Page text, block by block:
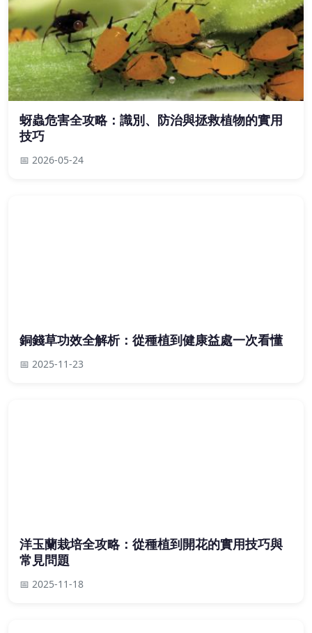
蚜蟲危害全攻略：識別、防治與拯救植物的實用
技巧
📅 2026-05-24
銅錢草功效全解析：從種植到健康益處一次看懂
📅 2025-11-23
洋玉蘭栽培全攻略：從種植到開花的實用技巧與
常見問題
📅 2025-11-18